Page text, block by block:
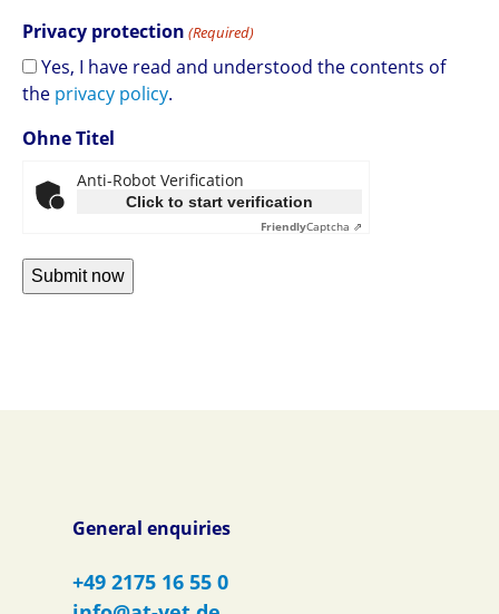
Privacy protection (Required)
Yes, I have read and understood the contents of
the privacy policy.
Ohne Titel
Anti-Robot Verification
Click to start verification
FriendlyCaptcha ⇗
General enquiries
+49 2175 16 55 0